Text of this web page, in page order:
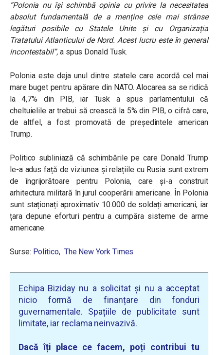
“Polonia nu își schimbă opinia cu privire la necesitatea
absolut fundamentală de a menține cele mai strânse
legături posibile cu Statele Unite și cu Organizația
Tratatului Atlanticului de Nord. Acest lucru este în general
incontestabil”,a spus Donald Tusk.
Polonia este deja unul dintre statele care acordă cel mai
mare buget pentru apărare din NATO. Alocarea sa se ridică
la 4,7% din PIB, iar Tusk a spus parlamentului că
cheltuielile ar trebui să crească la 5% din PIB, o cifră care,
de altfel, a fost promovată de președintele american
Trump.
Politico subliniază că schimbările pe care Donald Trump
le-a adus față de viziunea și relațiile cu Rusia sunt extrem
de îngrijorătoare pentru Polonia, care și-a construit
arhitectura militară în jurul cooperării americane. În Polonia
sunt staționați aproximativ 10.000 de soldați americani, iar
țara depune eforturi pentru a cumpăra sisteme de arme
americane.
Surse: Politico, The New York Times
Echipa Biziday nu a solicitat și nu a acceptat
nicio formă de finanțare din fonduri
guvernamentale. Spațiile de publicitate sunt
limitate, iar reclama neinvazivă.
Dacă îți place ce facem, poți contribui tu